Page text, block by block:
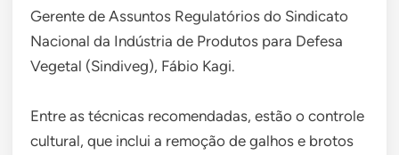
Gerente de Assuntos Regulatórios do Sindicato
Nacional da Indústria de Produtos para Defesa
Vegetal (Sindiveg), Fábio Kagi.
Entre as técnicas recomendadas, estão o controle
cultural, que inclui a remoção de galhos e brotos